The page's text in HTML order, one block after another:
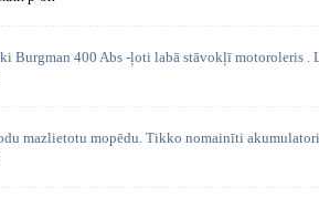
Burgman 400 Abs -ļoti labā stāvokļī motoroleris .
mazlietotu mopēdu. Tikko nomainīti